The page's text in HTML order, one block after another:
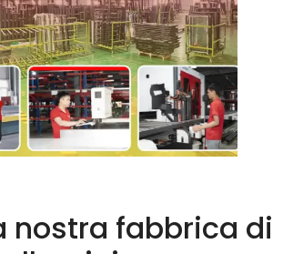
nostra fabbrica di